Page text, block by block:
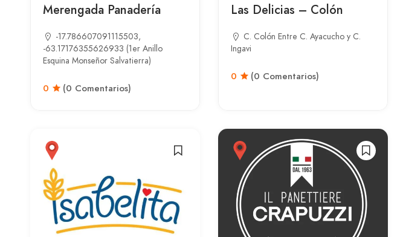
Merengada Panadería
-17.786607091115503,
-63.17176355626933 (1er Anillo
Esquina Monseñor Salvatierra)
0 (0 Comentarios)
Las Delicias – Colón
C. Colón Entre C. Ayacucho y C.
Ingavi
0 (0 Comentarios)